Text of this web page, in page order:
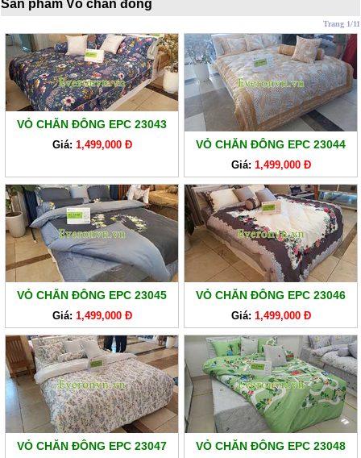
BỘ
CAO
CẤP
ARTEMIS
GIẢM
GIÁ
CHĂN
GA
EVERONLITE
SẢN
PHẨM
HÀNG
LẺ
SẢN
PHẨM
KHÁC
Sản phẩm Vỏ chăn đông
Trang 1/11
VỎ CHĂN ĐÔNG EPC 23043
Giá: 1,499,000 Đ VỎ CHĂN ĐÔNG EPC 23044
Giá: 1,499,000 Đ
VỎ CHĂN ĐÔNG EPC 23045
Giá: 1,499,000 Đ
VỎ CHĂN ĐÔNG EPC 23046
Giá: 1,499,000 Đ
VỎ CHĂN ĐÔNG EPC 23047 VỎ CHĂN ĐÔNG EPC 23048